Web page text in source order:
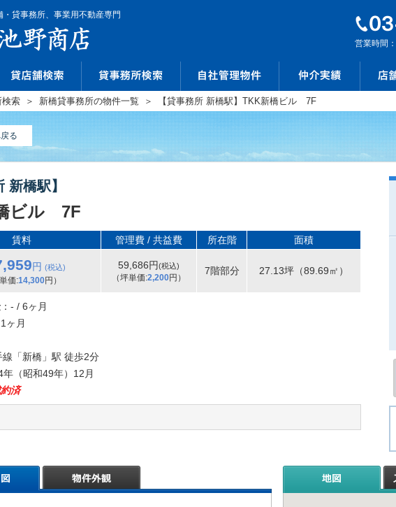
貸事務所、事業用不動産専門
営業時間
検索 ＞ 新橋貸事務所の物件一覧 ＞ 【貸事務所 新橋駅】TKK新橋ビル 7F
る
新橋駅】
ビル 7F
賃料 管理費 / 共益費 所在階 面積
円 (税込)
価:14,300円）
59,686円(税込)
（坪単価:2,200円）
7階部分 27.13坪 （89.69㎡）
：- / 6ヶ月
1ヶ月
線「新橋」駅 徒歩2分
年（昭和49年）12月
済